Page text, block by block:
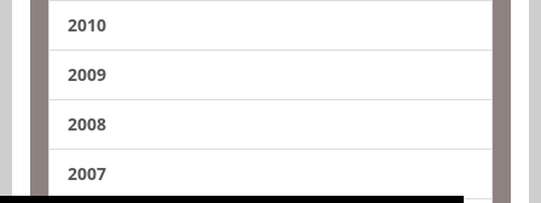
2010
2009
2008
2007